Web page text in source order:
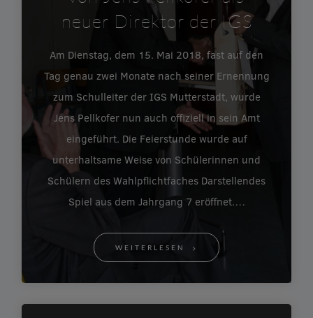
neuer Direktor der IGS
Am Dienstag, dem 15. Mai 2018, fast auf den
Tag genau zwei Monate nach seiner Ernennung
zum Schulleiter der IGS Mutterstadt, wurde
Jens Pellkofer nun auch offiziell in sein Amt
eingeführt. Die Feierstunde wurde auf
unterhaltsame Weise von Schülerinnen und
Schülern des Wahlpflichtfaches Darstellendes
Spiel aus dem Jahrgang 7 eröffnet.…
WEITERLESEN